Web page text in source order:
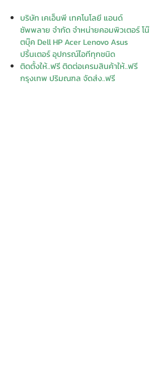
บริษัท เคเอ็นพี เทคโนโลยี แอนด์
ซัพพลาย จำกัด จำหน่ายคอมพิวเตอร์ โน๊
ตบุ๊ค Dell HP Acer Lenovo Asus
ปริ้นเตอร์ อุปกรณ์ไอทีทุกชนิด
ติดตั้งให้..ฟรี ติดต่อเครมสินค้าให้..ฟรี
กรุงเทพ ปริมณฑล จัดส่ง..ฟรี